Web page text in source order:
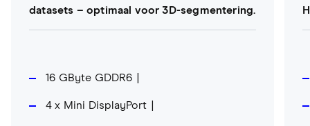
datasets – optimaal voor 3D-segmentering.
16 GByte GDDR6
4 x Mini DisplayPort